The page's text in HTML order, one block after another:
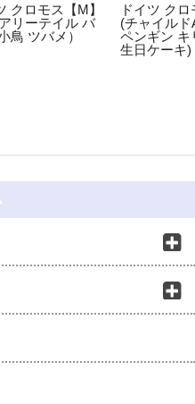
クロモス【M】
リーテイル バ
鳥 ツバメ）
ドイツ ク
(チャイルド
ペンギン キ
生日ケーキ)